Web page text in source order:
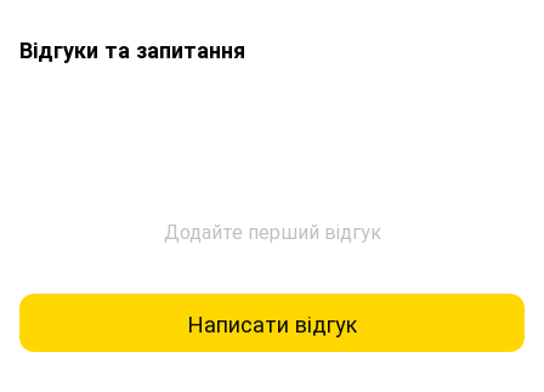
Відгуки та запитання
Додайте перший відгук
Написати відгук